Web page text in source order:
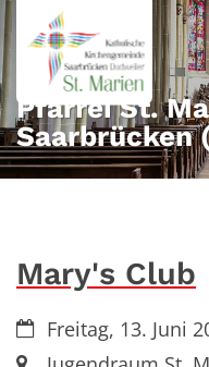
Zum Inhalt springen
Pfarrei St.
Saarbrücken
Mary's Club
Datum:Freitag, 13. Juni